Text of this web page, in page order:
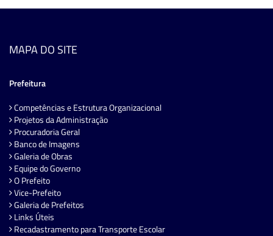
MAPA DO SITE
Prefeitura
Competências e Estrutura Organizacional
Projetos da Administração
Procuradoria Geral
Banco de Imagens
Galeria de Obras
Equipe do Governo
O Prefeito
Vice-Prefeito
Galeria de Prefeitos
Links Úteis
Recadastramento para Transporte Escolar